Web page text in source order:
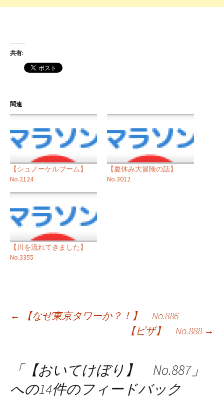
共有:
関連
【シュノーケルブーム】
No.2124
【夏休み大冒険の話】
No.3012
【川を流れてきました】
No.3355
投
ゲ
←
【なぜ東京タワーか？！】 No.886
【ピザ】 No.888 →
「【おいてけぼり】 No.887」
への14件のフィードバック